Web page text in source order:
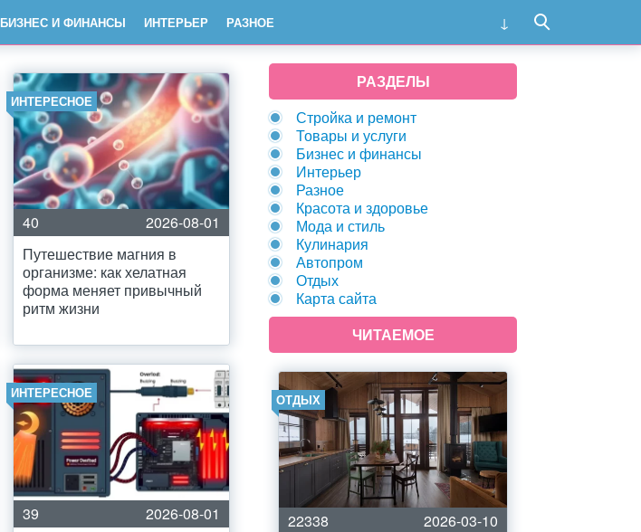
БИЗНЕС И ФИНАНСЫ ИНТЕРЬЕР РАЗНОЕ
ИНТЕРЕСНОЕ
40
2026-08-01
Путешествие магния в
организме: как хелатная
форма меняет привычный
ритм жизни
ИНТЕРЕСНОЕ
39
2026-08-01
РАЗДЕЛЫ
Стройка и ремонт
Товары и услуги
Бизнес и финансы
Интерьер
Разное
Красота и здоровье
Мода и стиль
Кулинария
Автопром
Отдых
Карта сайта
ЧИТАЕМОЕ
ОТДЫХ
22338
2026-03-10